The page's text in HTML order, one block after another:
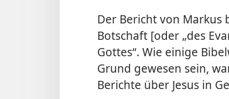
Der Bericht von
Botschaft [oder „des
Gottes“. Wie einige
Grund gewesen sein,
Berichte über Jesus in